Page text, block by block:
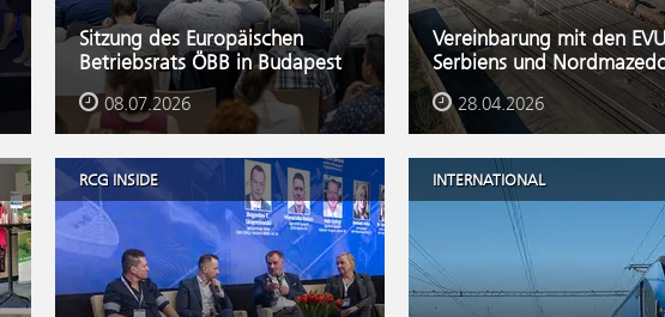
Sitzung des Europäischen
Betriebsrats ÖBB in Budapest
08.07.2026
Vereinbarung mit den
Serbiens und
28.04.2026
RCG INSIDE INTERNATIONAL